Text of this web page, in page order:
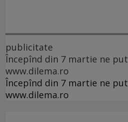
publicitate
Începînd din 7 martie ne
www.dilema.ro
Începînd din 7 martie ne
www.dilema.ro